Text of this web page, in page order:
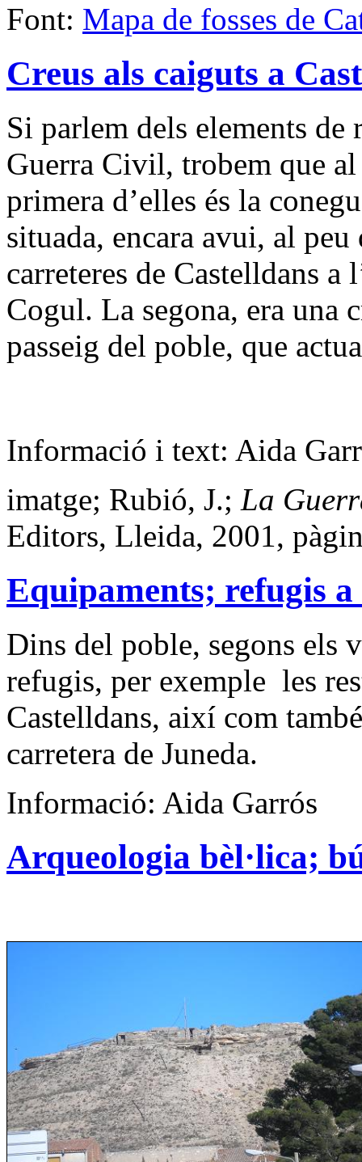
Font: Mapa de fosses de
Creus als caiguts a
Si parlem dels elements
Guerra Civil, trobem que
primera d’elles és la
situada, encara avui, al peu
carreteres de Castelldans a
Cogul. La segona, era una
passeig del poble, que
Informació i text: Aida
imatge; Rubió, J.; La
Editors, Lleida, 2001,
Equipaments; refugis a
Dins del poble, segons els
refugis, per exemple les
Castelldans, així com
carretera de Juneda.
Informació: Aida Garrós
Arqueologia bèl·lica;